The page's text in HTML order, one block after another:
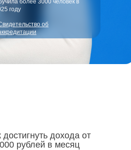
более 3000 человек в
году
об
достигнуть дохода от
рублей в месяц